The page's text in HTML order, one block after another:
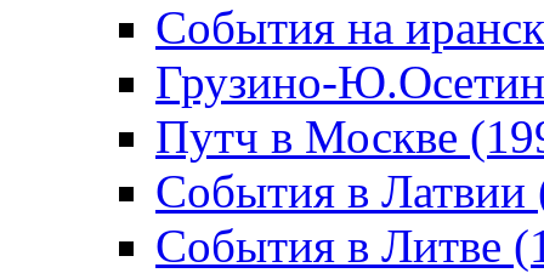
События на
Грузино-
Путч в Москве
События в Латвии
События в Литве